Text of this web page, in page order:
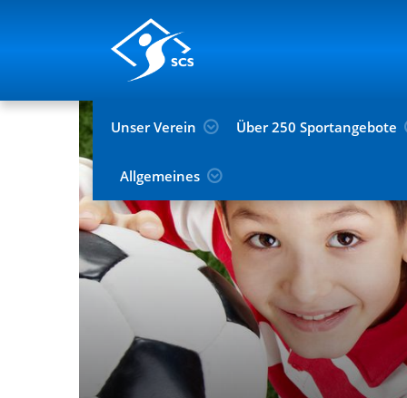
Unser Verein Über 250 Sportangebote
Allgemeines